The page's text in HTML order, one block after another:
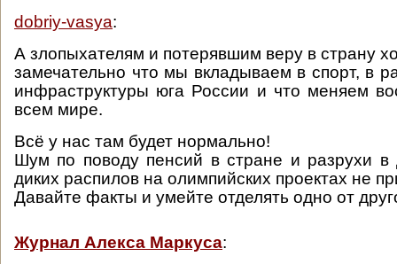
dobriy-vasya:
А злопыхателям и потерявшим веру в страну
замечательно что мы вкладываем в спорт, в
инфраструктуры юга России и что меняем
всем мире.
Всё у нас там будет нормально!
Шум по поводу пенсий в стране и разрухи в
диких распилов на олимпийских проектах не
Давайте факты и умейте отделять одно от
Журнал Алекса Маркуса: